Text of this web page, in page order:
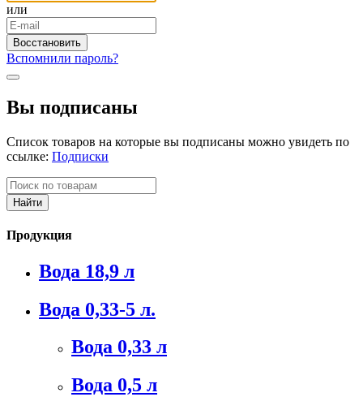
или
Вспомнили пароль?
Вы подписаны
Список товаров на которые вы подписаны можно увидеть по
ссылке: Подписки
Продукция
Вода 18,9 л
Вода 0,33-5 л.
Вода 0,33 л
Вода 0,5 л